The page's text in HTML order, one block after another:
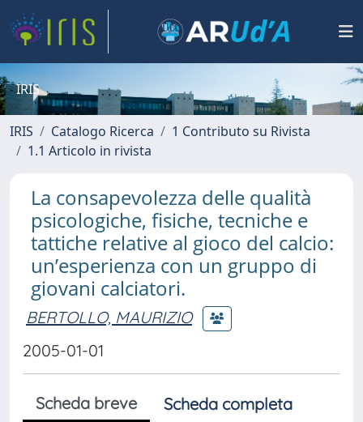
IRIS
IRIS Catalogo Ricerca
1 Contributo su Rivista
1.1 Articolo in rivista
La consapevolezza delle qualità
psicologiche, fisiche, tecniche e
tattiche relative al gioco del calcio:
un’esperienza con un gruppo di
giovani calciatori.
BERTOLLO, MAURIZIO
2005-01-01
Scheda breve
Scheda completa